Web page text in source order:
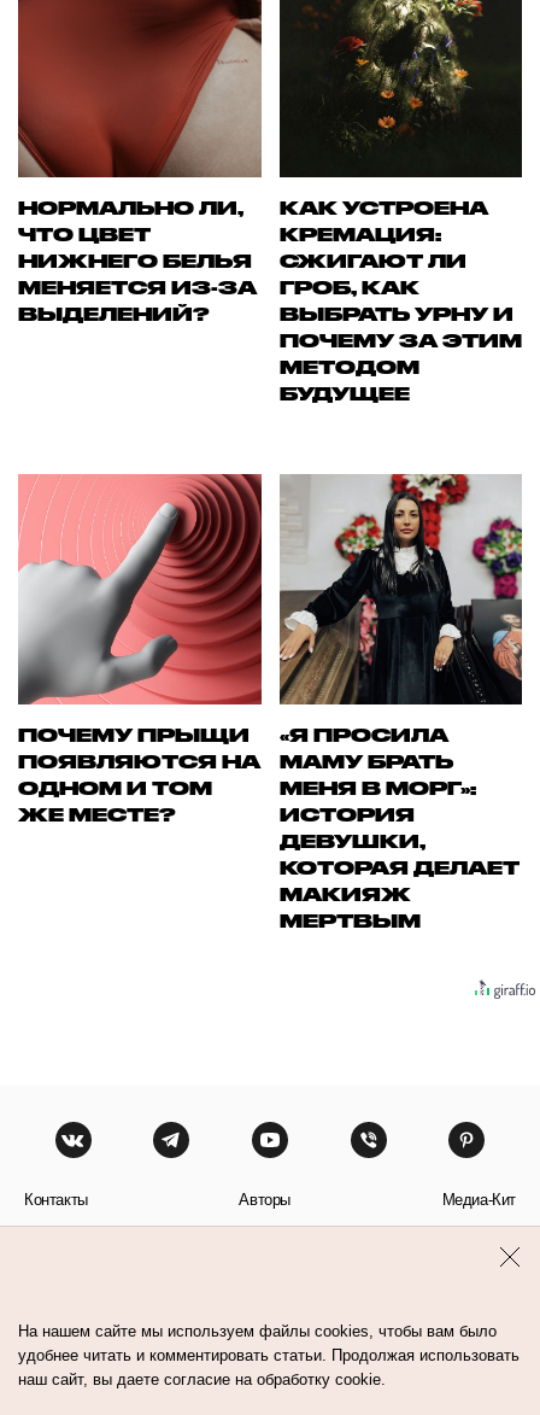
НОРМАЛЬНО ЛИ,
ЧТО ЦВЕТ
НИЖНЕГО БЕЛЬЯ
МЕНЯЕТСЯ ИЗ-ЗА
ВЫДЕЛЕНИЙ?
КАК УСТРОЕНА
КРЕМАЦИЯ:
СЖИГАЮТ ЛИ
ГРОБ, КАК
ВЫБРАТЬ УРНУ И
ПОЧЕМУ ЗА ЭТИМ
МЕТОДОМ
БУДУЩЕЕ
ПОЧЕМУ ПРЫЩИ
ПОЯВЛЯЮТСЯ НА
ОДНОМ И ТОМ
ЖЕ МЕСТЕ?
«Я ПРОСИЛА
МАМУ БРАТЬ
МЕНЯ В МОРГ»:
ИСТОРИЯ
ДЕВУШКИ,
КОТОРАЯ ДЕЛАЕТ
МАКИЯЖ
МЕРТВЫМ
Контакты Авторы Медиа-Кит
На нашем сайте мы используем файлы cookies, чтобы вам было
удобнее читать и комментировать статьи. Продолжая использовать
наш сайт, вы даете согласие на обработку cookie.